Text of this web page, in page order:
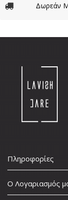
Δωρεάν
Πληροφορίες
Ο Λογαριασμός